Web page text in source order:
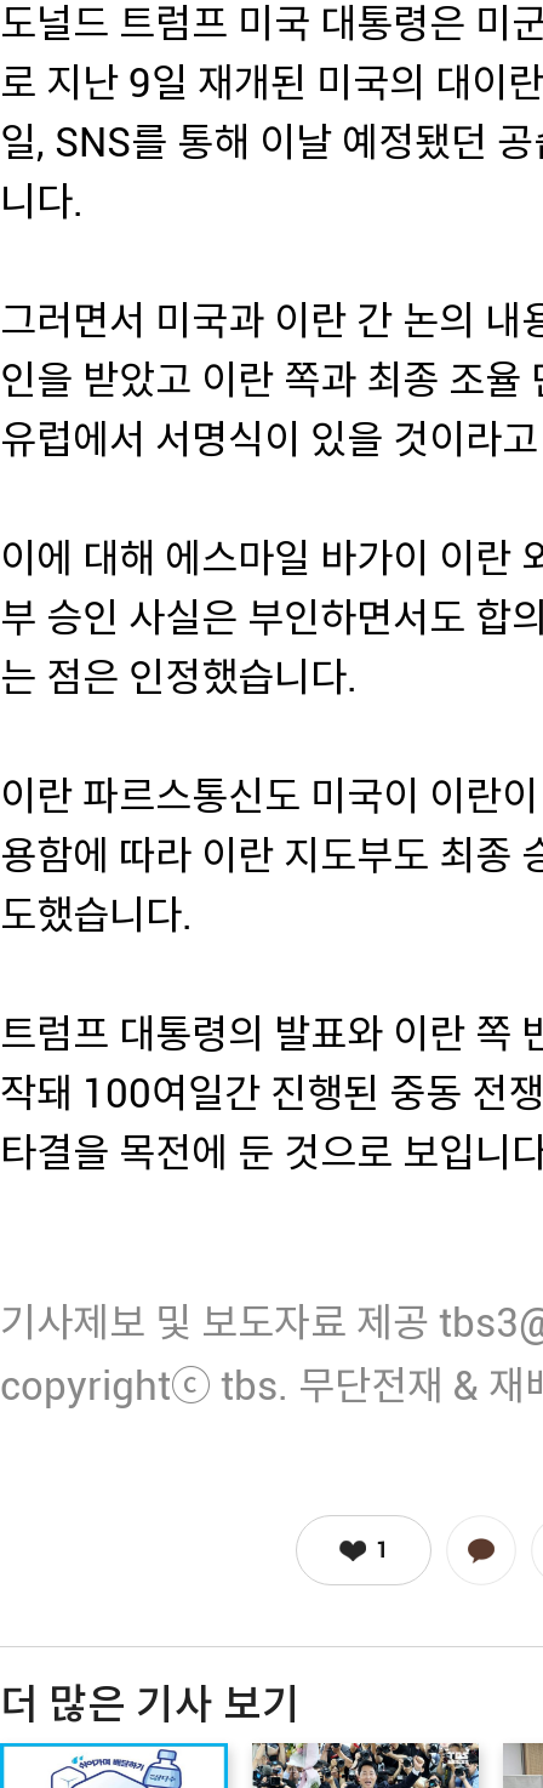
도널드 트럼프 미국 대통령은 미
로 지난 9일 재개된 미국의 대이
일, SNS를 통해 이날 예정됐던
니다.
그러면서 미국과 이란 간 논의 내
인을 받았고 이란 쪽과 최종 조율
유럽에서 서명식이 있을 것이라
이에 대해 에스마일 바가이 이란
부 승인 사실은 부인하면서도 합
는 점은 인정했습니다.
이란 파르스통신도 미국이 이란
용함에 따라 이란 지도부도 최종
도했습니다.
트럼프 대통령의 발표와 이란 쪽
작돼 100여일간 진행된 중동 전
타결을 목전에 둔 것으로 보입니
기사제보 및 보도자료 제공
copyrightⓒ tbs. 무단전재 & 재
1
더 많은 기사 보기